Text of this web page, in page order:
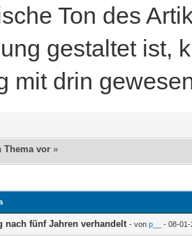
Ton des
gestaltet ist,
mit drin
Thema vor »
nach fünf Jahren verhandelt - von p__ - 08-01-